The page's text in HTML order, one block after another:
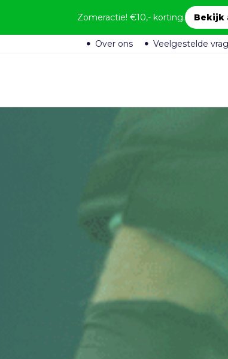
Over ons Veelgestelde
Zomeractie! €10,- korting. Bekijk